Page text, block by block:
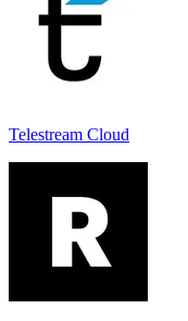
Telestream Cloud